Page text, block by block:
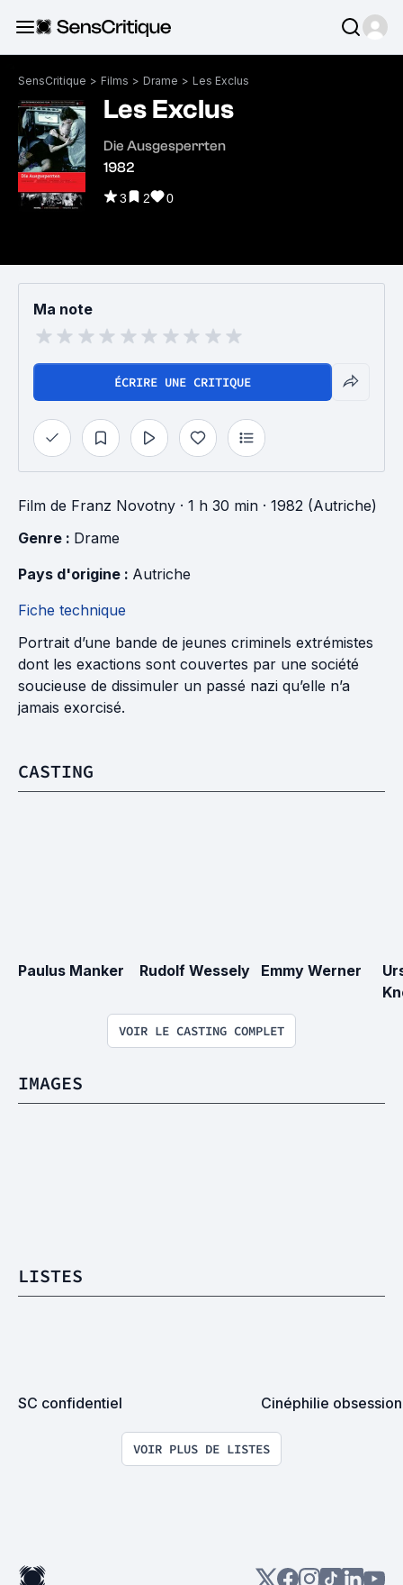
SensCritique > Films > Drame > Les Exclus
Les Exclus
Die Ausgesperrten
1982
3 2 0
Ma note
ÉCRIRE UNE CRITIQUE
Film de Franz Novotny · 1 h 30 min · 1982 (Autriche)
Genre : Drame
Pays d'origine : Autriche
Fiche technique
Portrait d’une bande de jeunes criminels extrémistes
dont les exactions sont couvertes par une société
soucieuse de dissimuler un passé nazi qu’elle n’a
jamais exorcisé.
CASTING
Paulus Manker Rudolf Wessely Emmy Werner
VOIR LE CASTING COMPLET
IMAGES
LISTES
SC confidentiel Cinéphilie
VOIR PLUS DE LISTES